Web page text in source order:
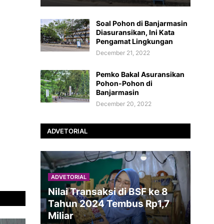
Soal Pohon di Banjarmasin
Diasuransikan, Ini Kata
Pengamat Lingkungan
December 21, 2022
Pemko Bakal Asuransikan
Pohon-Pohon di
Banjarmasin
December 20, 2022
ADVETORIAL
ADVETORIAL
Nilai Transaksi di BSF ke 8
Tahun 2024 Tembus Rp1,7
Miliar